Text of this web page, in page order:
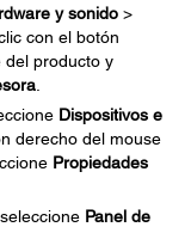
y sonido >
clic con el botón
del producto y
Dispositivos e
derecho del mouse
Propiedades
Panel de